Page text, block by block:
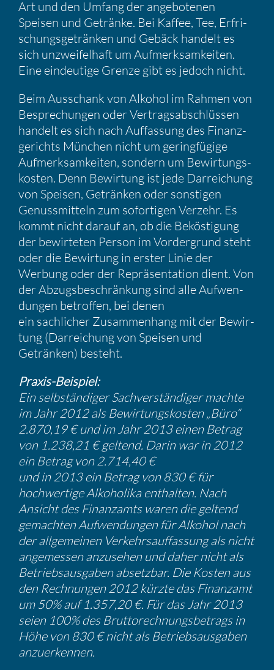
Art und den Umfang der angebo­tenen
Speisen und Getränke. Bei Kaffee, Tee, Erfri­
schungs­ge­tränken und Gebäck handelt es
sich unzwei­fel­haft um Aufmerk­sam­keiten.
Eine eindeu­tige Grenze gibt es jedoch nicht.
Beim Ausschank von Alkohol im Rahmen von
Bespre­chungen oder Vertrags­ab­schlüssen
handelt es sich nach Auffas­sung des Finanz­
ge­richts München nicht um gering­fü­gige
Aufmerk­sam­keiten, sondern um Bewir­tungs­
kosten. Denn Bewir­tung ist jede Darrei­chung
von Speisen, Getränken oder sonstigen
Genuss­mit­teln zum sofor­tigen Verzehr. Es
kommt nicht darauf an, ob die Bekös­ti­gung
der bewir­teten Person im Vorder­grund steht
oder die Bewir­tung in erster Linie der
Werbung oder der Reprä­sen­ta­tion dient. Von
der Abzugs­be­schrän­kung sind alle Aufwen­
dungen betroffen, bei denen
ein sachli­cher Zusam­men­hang mit der Bewir­
tung (Darrei­chung von Speisen und
Getränken) besteht.
Praxis-Beispiel:
Ein selbstän­diger Sachver­stän­diger machte
im Jahr 2012 als Bewir­tungs­kosten „Büro“
2.870,19 € und im Jahr 2013 einen Betrag
von 1.238,21 € geltend. Darin war in 2012
ein Betrag von 2.714,40 €
und in 2013 ein Betrag von 830 € für
hochwer­tige Alkoho­lika enthalten. Nach
Ansicht des Finanz­amts waren die geltend
gemachten Aufwen­dungen für Alkohol nach
der allge­meinen Verkehrs­auf­fas­sung als nicht
angemessen anzusehen und daher nicht als
Betriebs­aus­gaben absetzbar. Die Kosten aus
den Rechnungen 2012 kürzte das Finanzamt
um 50% auf 1.357,20 €. Für das Jahr 2013
seien 100% des Brutto­rech­nungs­be­trags in
Höhe von 830 € nicht als Betriebs­aus­gaben
anzuer­kennen.